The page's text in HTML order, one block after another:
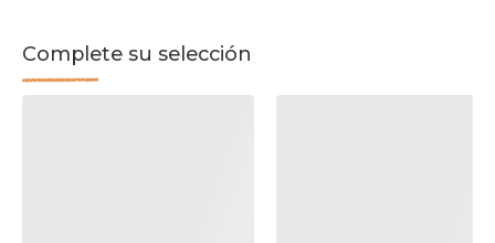
Complete su selección